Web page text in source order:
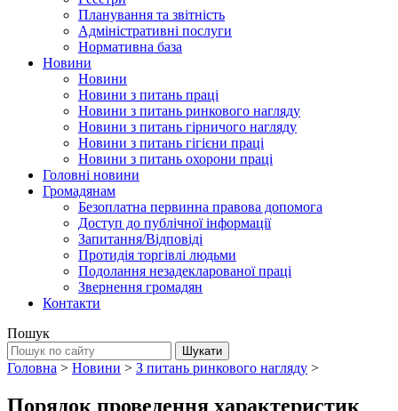
Планування та звітність
Адміністративні послуги
Нормативна база
Новини
Новини
Новини з питань праці
Новини з питань ринкового нагляду
Новини з питань гірничого нагляду
Новини з питань гігієни праці
Новини з питань охорони праці
Головні новини
Громадянам
Безоплатна первинна правова допомога
Доступ до публічної інформації
Запитання/Відповіді
Протидія торгівлі людьми
Подолання незадекларованої праці
Звернення громадян
Контакти
Пошук
Головна > Новини > З питань ринкового нагляду >
Порядок проведення характеристик